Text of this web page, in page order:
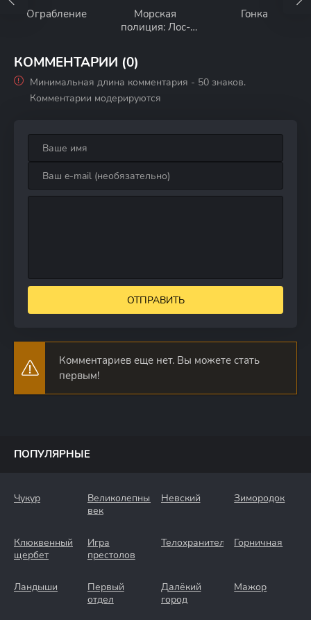
Ограбление
Морская
полиция: Лос-
Гонка
КОММЕНТАРИИ (0)
Минимальная длина комментария - 50 знаков.
Комментарии модерируются
ОТПРАВИТЬ
Комментариев еще нет. Вы можете стать
первым!
ПОПУЛЯРНЫЕ
Чукур
Великолепный
век
Невский Зимородок
Клюквенный
щербет
Игра
престолов
Телохранители Горничная
Ландыши
Первый
отдел
Далёкий
город
Мажор